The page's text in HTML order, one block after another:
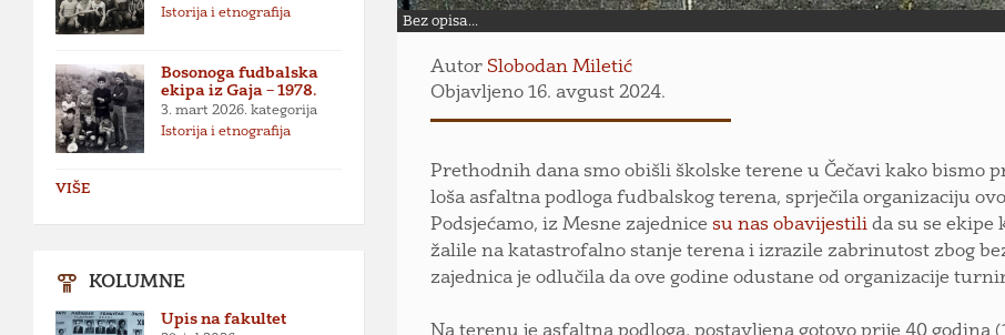
Bez opisa...
Autor Slobodan Miletić
Objavljeno 16. avgust 2024.
Prethodnih dana smo obišli školske terene u Čečavi kako bismo
loša asfaltna podloga fudbalskog terena, sprječila organizaciju
Podsjećamo, iz Mesne zajednicesu nas obavijestilida su se
žalile na katastrofalno stanje terena i izrazile zabrinutost zbog
zajednica je odlučila da ove godine odustane od organizacije
Na terenu je asfaltna podloga, postavljena gotovo prije 40 godina
Istorija i etnografija
Bosonoga fudbalska
ekipa iz Gaja – 1978.
3. mart 2026. kategorija
Istorija i etnografija
VIŠE
KOLUMNE
Upis na fakultet